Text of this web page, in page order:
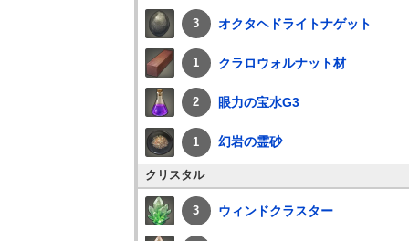
3 オクタヘドライトナゲット
1 クラロウォルナット材
2 眼力の宝水G3
1 幻岩の霊砂
クリスタル
3 ウィンドクラスター